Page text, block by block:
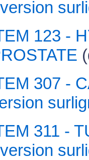
version
123 -
307 -
311 -
version